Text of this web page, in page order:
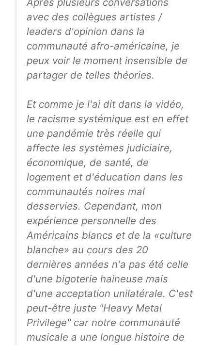
avec des collègues artistes /
leaders d'opinion dans la
communauté afro-américaine, je
peux voir le moment insensible de
partager de telles théories.
Et comme je l'ai dit dans la vidéo,
le racisme systémique est en effet
une pandémie très réelle qui
affecte les systèmes judiciaire,
économique, de santé, de
logement et d'éducation dans les
communautés noires mal
desservies. Cependant, mon
expérience personnelle des
Américains blancs et de la «culture
blanche» au cours des 20
dernières années n'a pas été celle
d'une bigoterie haineuse mais
d'une acceptation unilatérale. C'est
peut-être juste "Heavy Metal
Privilege" car notre communauté
musicale a une longue histoire de